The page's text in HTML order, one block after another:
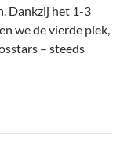
Dankzij het 1-3
we de vierde plek,
– steeds